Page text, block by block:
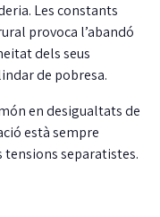
Les constants
provoca l’abandó
dels seus
de pobresa.
en desigualtats de
està sempre
separatistes.